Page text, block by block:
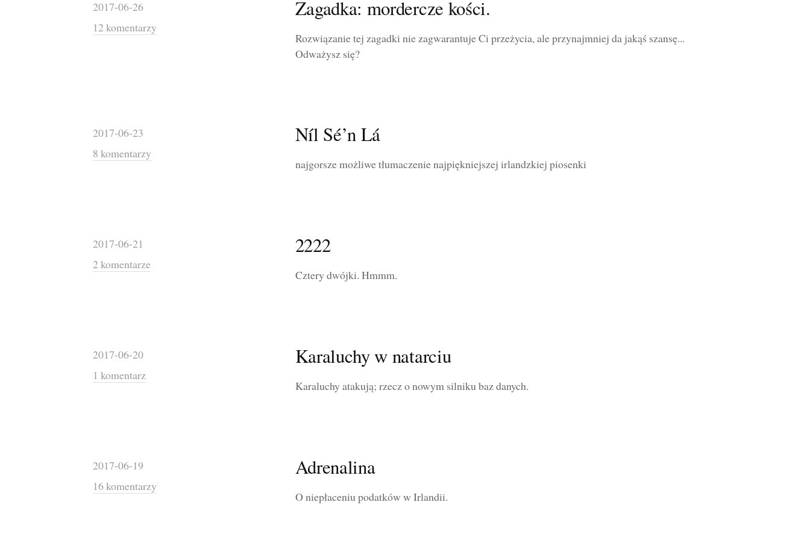
2017-06-26
12 komentarzy
Zagadka: mordercze kości.
Rozwiązanie tej zagadki nie zagwarantuje Ci przeżycia, ale przynajmniej da jakąś szansę...
Odważysz się?
2017-06-23
8 komentarzy
Níl Sé’n Lá
najgorsze możliwe tłumaczenie najpiękniejszej irlandzkiej piosenki
2017-06-21
2 komentarze
2222
Cztery dwójki. Hmmm.
2017-06-20
1 komentarz
Karaluchy w natarciu
Karaluchy atakują; rzecz o nowym silniku baz danych.
2017-06-19
16 komentarzy
Adrenalina
O niepłaceniu podatków w Irlandii.